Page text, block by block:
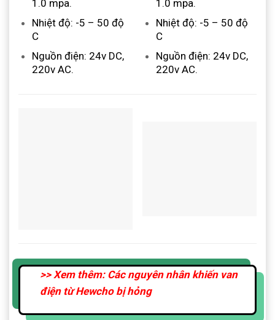
1.0 mpa.
Nhiệt độ: -5 – 50 độ
C
Nguồn điện: 24v DC,
220v AC.
1.0 mpa.
Nhiệt độ: -5 – 50 độ
C
Nguồn điện: 24v DC,
220v AC.
>> Xem thêm: Các nguyên nhân khiến van
điện từ Hewcho bị hỏng